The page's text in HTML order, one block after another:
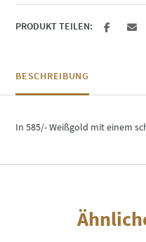
PRODUKT TEILEN:
BESCHREIBUNG
In 585/- Weißgold mit einem